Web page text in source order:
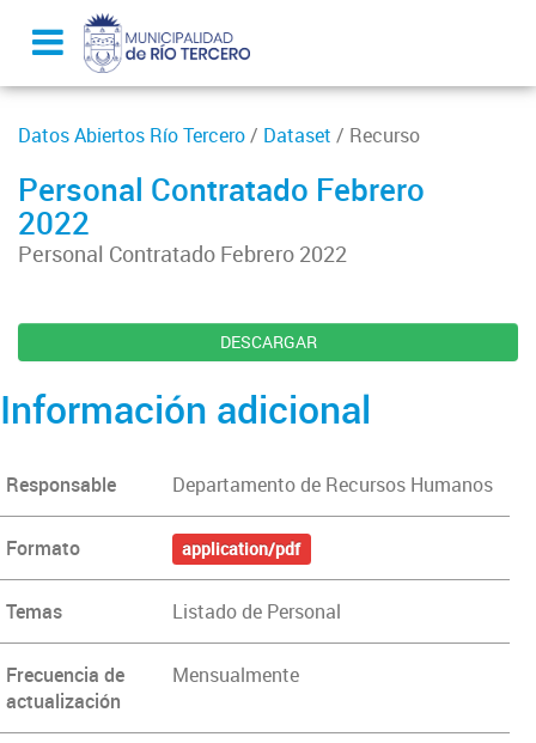
Datos Abiertos Río Tercero/ Dataset / Recurso
Personal Contratado Febrero
2022
Personal Contratado Febrero 2022
DESCARGAR
Información adicional
Responsable Departamento de Recursos Humanos
Formato application/pdf
Temas Listado de Personal
Frecuencia de
actualización
Mensualmente